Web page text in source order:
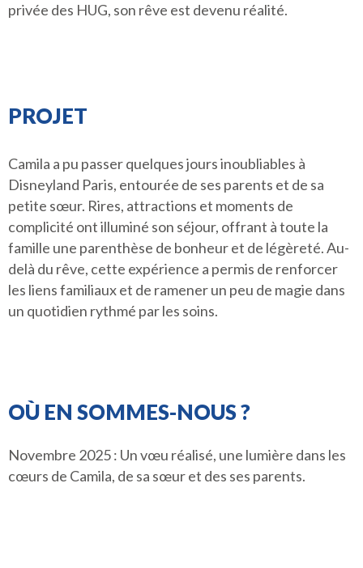
privée des HUG, son rêve est devenu réalité.
PROJET
Camila a pu passer quelques jours inoubliables à
Disneyland Paris, entourée de ses parents et de sa
petite sœur. Rires, attractions et moments de
complicité ont illuminé son séjour, offrant à toute la
famille une parenthèse de bonheur et de légèreté. Au-
delà du rêve, cette expérience a permis de renforcer
les liens familiaux et de ramener un peu de magie dans
un quotidien rythmé par les soins.
OÙ EN SOMMES-NOUS ?
Novembre 2025 : Un vœu réalisé, une lumière dans les
cœurs de Camila, de sa sœur et des ses parents.